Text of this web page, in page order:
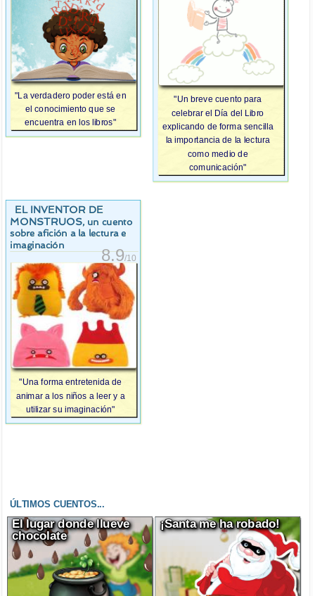
"La verdadero poder está en
el conocimiento que se
encuentra en los libros"
"Un breve cuento para
celebrar el Día del Libro
explicando de forma sencilla
la importancia de la lectura
como medio de
comunicación"
EL INVENTOR DE
MONSTRUOS, un cuento
sobre afición a la lectura e
imaginación
8.9/10
"Una forma entretenida de
animar a los niños a leer y a
utilizar su imaginación"
ÚLTIMOS CUENTOS...
El lugar donde llueve
chocolate
¡Santa me ha robado!